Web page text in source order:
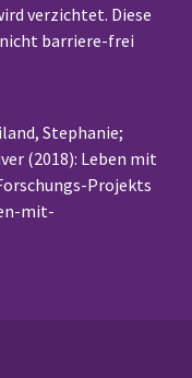
verzichtet. Diese
barriere-frei
Stephanie;
(2018): Leben mit
Projekts
mit-